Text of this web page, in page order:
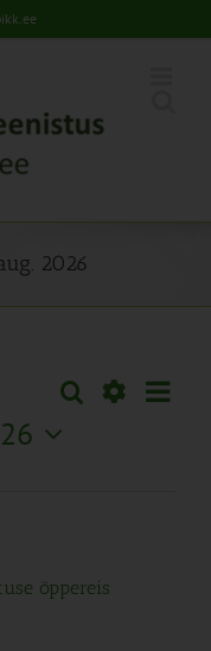
2026
Sündmused
Search
Otsi
õppereis